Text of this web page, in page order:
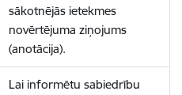
sākotnējās ietekmes
novērtējuma ziņojums
(anotācija).
Lai informētu sabiedrību